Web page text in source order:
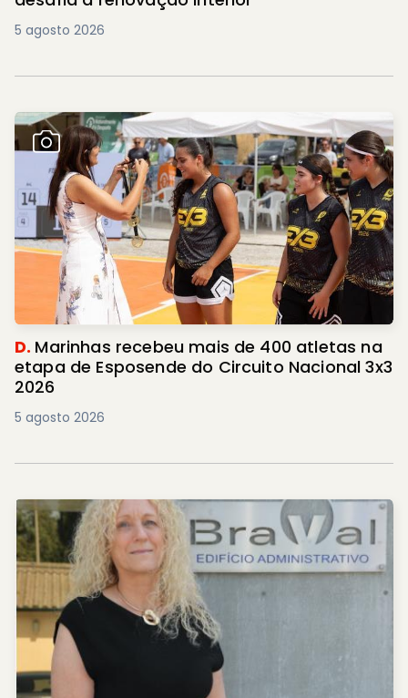
5 agosto 2026
D. Marinhas recebeu mais de 400 atletas na
etapa de Esposende do Circuito Nacional 3x3
2026
5 agosto 2026